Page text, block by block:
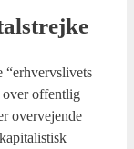
“erhvervs­li­vets
over offent­lig
over­ve­jen­de